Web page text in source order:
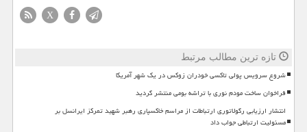
X
تازه ترین مطالب مرتبط
شروع سرویس پولی تاکسی خودران زوکس در یک شهر آمریکا
فراخوان ساخت مودم نوری با تراشه بومی منتشر گردید
انتشار ارزیابی رگولاتوری ارتباطات از مراسم خاکسپاری رهبر شهید تمرکز ایرانسل بر
مسئولیت ارتباطی جواب داد